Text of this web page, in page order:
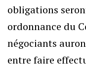
obligations
ordonnance du
négociants
entre faire